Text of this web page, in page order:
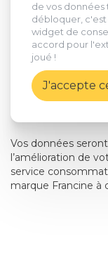
de vos données
débloquer, c'est
widget de
accord pour
joué !
J'accepte
Vos données
l’amélioration de
service
marque Francine à